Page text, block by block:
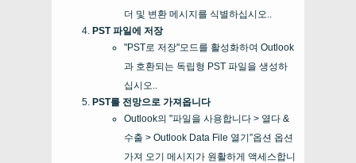
더 및 변환 메시지를 식별하십시오..
PST 파일에 저장
"PST로 저장"모드를 활성화하여 Outlook
과 호환되는 독립형 PST 파일을 생성하
십시오..
PST를 전망으로 가져옵니다
Outlook의 "파일을 사용합니다 > 열다 &
수출 > Outlook Data File 열기”옵션 옵션
가져 오기 메시지가 원활하게 액세스합니